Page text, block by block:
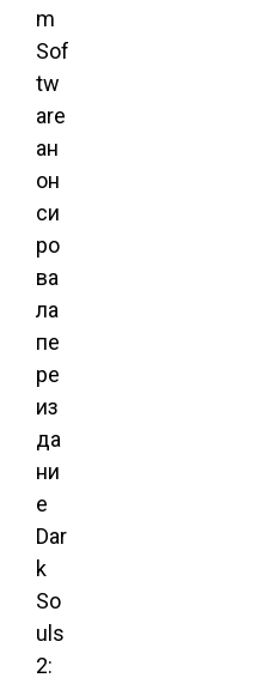
m
Sof
tw
are
ан
он
си
ро
ва
ла
пе
ре
из
да
ни
е
Dar
k
So
uls
2: